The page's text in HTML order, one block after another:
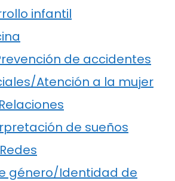
infantil
de accidentes
Atención a la mujer
de sueños
género/Identidad de